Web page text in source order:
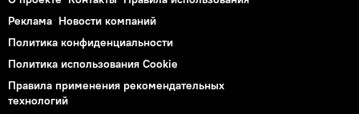
Реклама Новости компаний
Политика конфиденциальности
Политика использования Cookie
Правила применения рекомендательных
технологий